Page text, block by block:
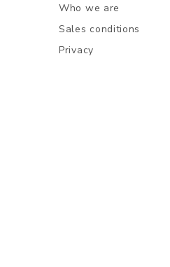
Who we are
Sales conditions
Privacy